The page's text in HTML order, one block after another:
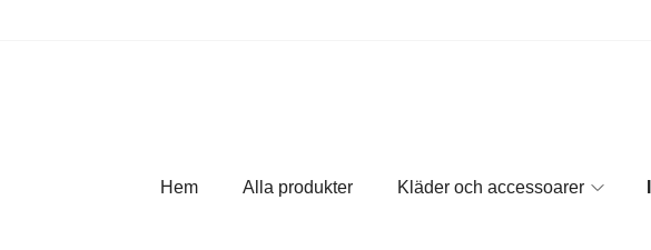
Hem Alla produkter Kläder och accessoarer